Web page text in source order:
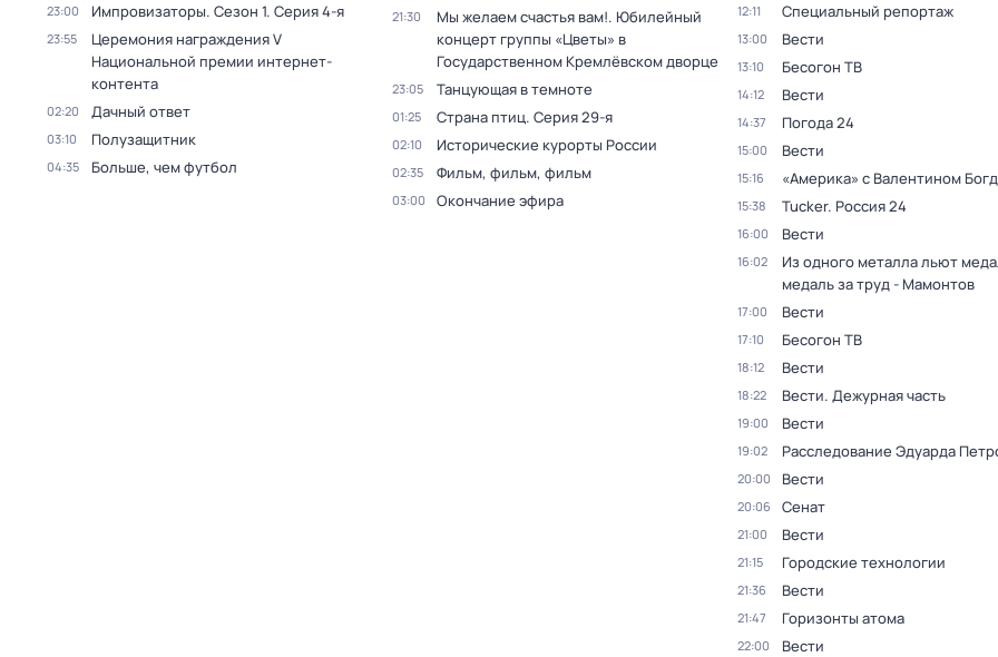
23:00 Импровизаторы. Сезон 1. Серия 4-я
23:55
Церемония награждения V
Национальной премии интернет-
контента
02:20 Дачный ответ
03:10 Полузащитник
04:35 Больше, чем футбол
21:30
Мы желаем счастья вам!. Юбилейный
концерт группы «Цветы» в
Государственном Кремлёвском дворце
23:05 Танцующая в темноте
01:25 Страна птиц. Серия 29-я
02:10 Исторические курорты России
02:35 Фильм, фильм, фильм
03:00 Окончание эфира
12:11 Специальный репортаж
13:00 Вести
13:10 Бесогон ТВ
14:12 Вести
14:37 Погода 24
15:00 Вести
15:16 «Америка» с Валентином
15:38 Tucker. Россия 24
16:00 Вести
16:02
Из одного металла льют
медаль за труд - Мамонтов
17:00 Вести
17:10 Бесогон ТВ
18:12 Вести
18:22 Вести. Дежурная часть
19:00 Вести
19:02 Расследование Эдуарда
20:00 Вести
20:06 Сенат
21:00 Вести
21:15 Городские технологии
21:36 Вести
21:47 Горизонты атома
22:00 Вести